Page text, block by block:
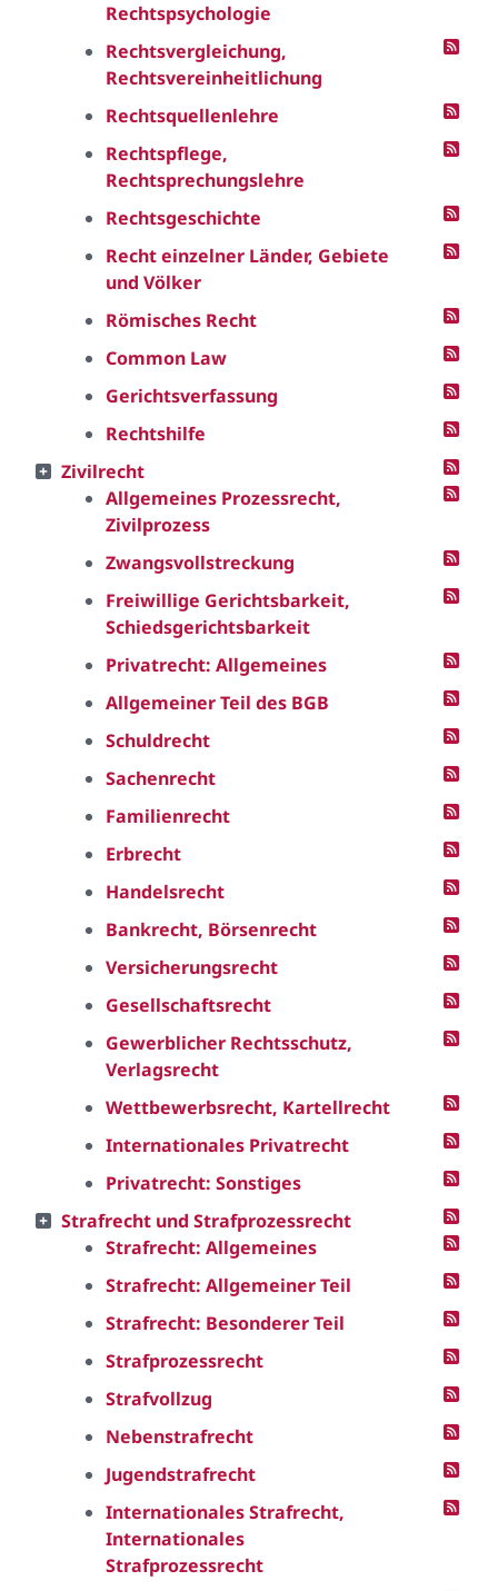
Rechtspsychologie
Rechtsvergleichung,
Rechtsvereinheitlichung
Rechtsquellenlehre
Rechtspflege,
Rechtsprechungslehre
Rechtsgeschichte
Recht einzelner Länder, Gebiete
und Völker
Römisches Recht
Common Law
Gerichtsverfassung
Rechtshilfe
Zivilrecht
Allgemeines Prozessrecht,
Zivilprozess
Zwangsvollstreckung
Freiwillige Gerichtsbarkeit,
Schiedsgerichtsbarkeit
Privatrecht: Allgemeines
Allgemeiner Teil des BGB
Schuldrecht
Sachenrecht
Familienrecht
Erbrecht
Handelsrecht
Bankrecht, Börsenrecht
Versicherungsrecht
Gesellschaftsrecht
Gewerblicher Rechtsschutz,
Verlagsrecht
Wettbewerbsrecht, Kartellrecht
Internationales Privatrecht
Privatrecht: Sonstiges
Strafrecht und Strafprozessrecht
Strafrecht: Allgemeines
Strafrecht: Allgemeiner Teil
Strafrecht: Besonderer Teil
Strafprozessrecht
Strafvollzug
Nebenstrafrecht
Jugendstrafrecht
Internationales Strafrecht,
Internationales
Strafprozessrecht